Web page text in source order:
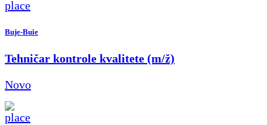
Buje-Buie
Tehničar kontrole kvalitete (m/ž)
Novo